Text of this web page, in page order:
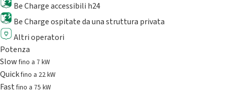
Be Charge accessibili h24
Be Charge ospitate da una struttura privata
Altri operatori
Potenza
Slowfino a 7 kW
Quickfino a 22 kW
Fastfino a 75 kW